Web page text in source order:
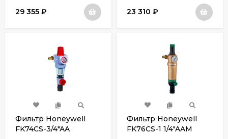
29 355 ₽ 23 310 ₽
Фильтр Honeywell
FK74CS-3/4"AA
Фильтр Honeywell
FK76CS-1 1/4"AAМ